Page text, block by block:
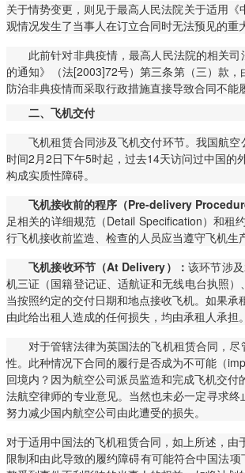
关于情势变更，则见于最高人民法院关于适用
观情况发生了当事人在订立合同时无法预见的
此前针对非典疫情，最高人民法院的相关
的通知》（法[2003]72号）第三条第（三）款
防治非典疫情而采取行政措施直接导致合同不能
二、 飞机交付
飞机租赁合同涉及飞机交付环节。我国航
时间2月2日下午5时起，过去14天访问过中国的
构成实质性障碍。
飞机接收前的程序（Pre-delivery
足相关的详细规范（Detail Specification）和
行飞机接收前监造、检查的人员应当遵守飞机生
飞机接收环节（At Delivery）：该环节涉
机三证（国籍登记证、适航证和无线电台执照
当按照约定的交付日期和地点接收飞机。如果
由此给出租人造成的任何损失，均由承租人承担。
对于管辖法律为英国法的飞机租赁合同，
性。此种情况下合同的履行是否成为不可能（
回境内？因为航空公司派员监造和完成飞机交
法航空律师的专业意见。当然也未必一定寻求
努力减少国内航空公司由此遭受的损失。
对于适用中国法的飞机租赁合同，如上所述，
限制和由此导致的履约障碍有可能符合中国法